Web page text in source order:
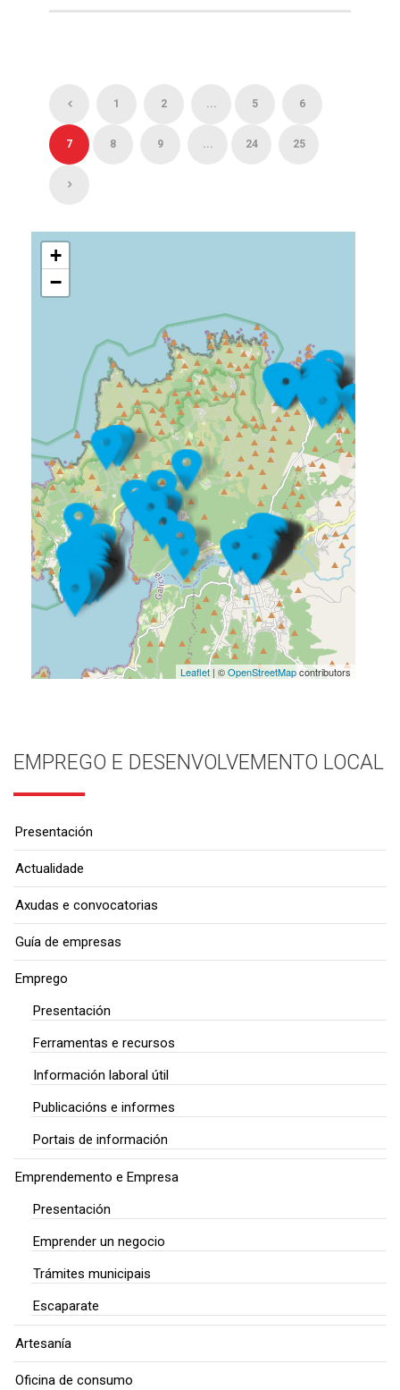
1 2 ... 5 6
7 8 9 ... 24 25
+
−
Leaflet| ©OpenStreetMapcontributors
EMPREGO E DESENVOLVEMENTO LOCAL
Presentación
Actualidade
Axudas e convocatorias
Guía de empresas
Emprego
Presentación
Ferramentas e recursos
Información laboral útil
Publicacións e informes
Portais de información
Emprendemento e Empresa
Presentación
Emprender un negocio
Trámites municipais
Escaparate
Artesanía
Oficina de consumo